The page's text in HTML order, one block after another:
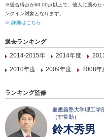
※総合得点が60.00点以上で、他人に薦めた
ンクイン対象となります。
≫ 詳細はこちら
過去ランキング
2014-2015年
2014年度
2010年度
2009年度 2008年
ランキング監修
慶應義塾大学理工学
（非常勤）
鈴木秀男